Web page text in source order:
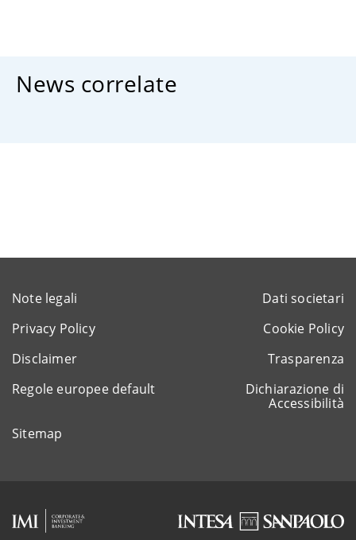
News correlate
Note legali
Dati societari
Privacy Policy
Cookie Policy
Disclaimer
Trasparenza
Regole europee default
Dichiarazione di
Accessibilità
Sitemap